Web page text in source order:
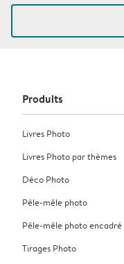
Produits
Livres Photo
Livres Photo par thèmes
Déco Photo
Pêle-mêle photo
Pêle-mêle photo encadré
Tirages Photo